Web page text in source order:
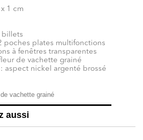
1 cm
billets
poches plates multifonctions
à fenêtres transparentes
de vachette grainé
aspect nickel argenté brossé
vachette grainé
aussi